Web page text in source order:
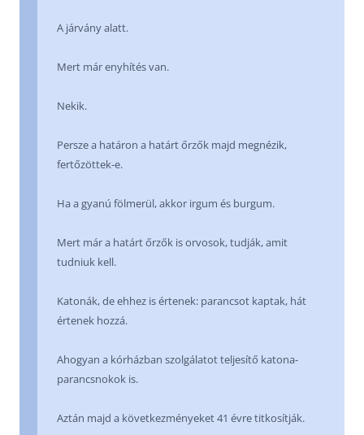
A járvány alatt.
Mert már enyhítés van.
Nekik.
Persze a határon a határt őrzők majd megnézik,
fertőzöttek-e.
Ha a gyanú fölmerül, akkor irgum és burgum.
Mert már a határt őrzők is orvosok, tudják, amit
tudniuk kell.
Katonák, de ehhez is értenek: parancsot kaptak, hát
értenek hozzá.
Ahogyan a kórházban szolgálatot teljesítő katona-
parancsnokok is.
Aztán majd a következményeket 41 évre titkosítják.